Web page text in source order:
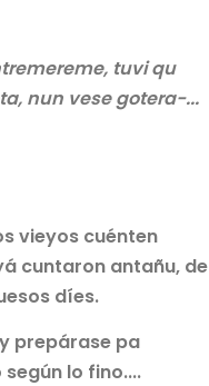
tuvi qu
nun vese gotera-...
vieyos cuénten
cuntaron antañu, de
díes.
prepárase pa
lo fino....